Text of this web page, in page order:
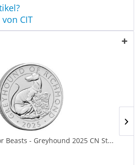
CIT
Beasts - Greyhound 2025 CN St...